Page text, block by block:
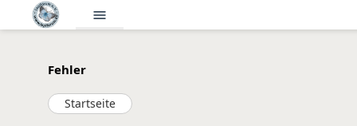
menu
Fehler
Startseite